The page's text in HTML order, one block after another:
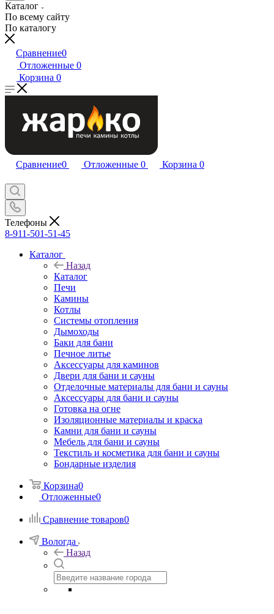
Каталог
По всему сайту
По каталогу
Сравнение0
Отложенные 0
Корзина 0
Сравнение0 Отложенные 0 Корзина 0
Телефоны
8-911-501-51-45
Каталог
Назад
Каталог
Печи
Камины
Котлы
Системы отопления
Дымоходы
Баки для бани
Печное литье
Аксессуары для каминов
Двери для бани и сауны
Отделочные материалы для бани и сауны
Аксессуары для бани и сауны
Готовка на огне
Изоляционные материалы и краска
Камни для бани и сауны
Мебель для бани и сауны
Текстиль и косметика для бани и сауны
Бондарные изделия
Корзина0
Отложенные0
Сравнение товаров0
Вологда
Назад